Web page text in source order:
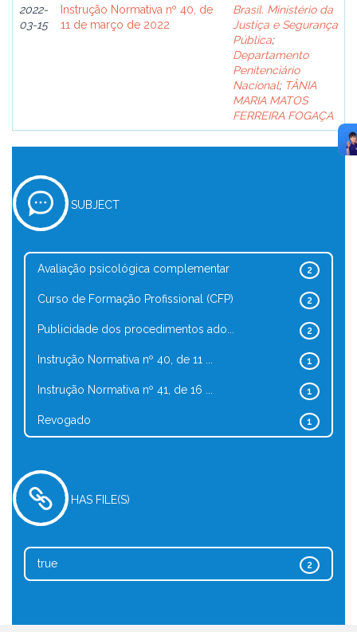
2022-
03-15
Instrução Normativa nº 40, de
11 de março de 2022
Brasil. Ministério da
Justiça e Segurança
Pública;
Departamento
Penitenciário
Nacional; TÂNIA
MARIA MATOS
FERREIRA FOGAÇA
SUBJECT
2
Avaliação psicológica complementar
2
Curso de Formação Profissional (CFP)
2
Publicidade dos procedimentos ado...
1
Instrução Normativa nº 40, de 11 ...
1
Instrução Normativa nº 41, de 16 ...
1
Revogado
HAS FILE(S)
2
true